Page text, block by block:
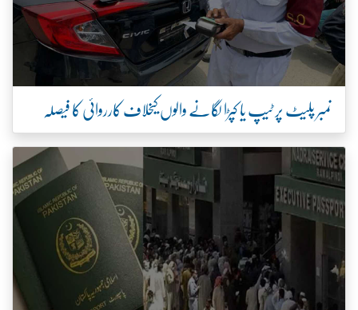
نمبر پلیٹ پر ٹیپ یا کپڑا لگانے والوں کیخلاف کارروائی کا فیصلہ